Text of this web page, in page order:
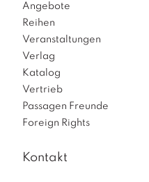
Angebote
Reihen
Veranstaltungen
Verlag
Katalog
Vertrieb
Passagen Freunde
Foreign Rights
Kontakt